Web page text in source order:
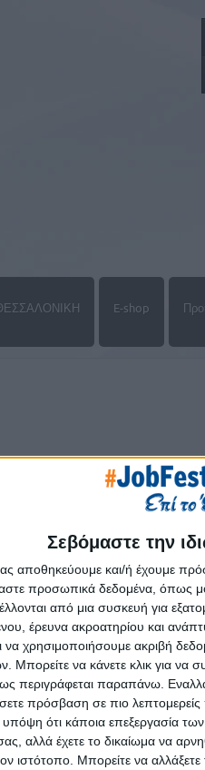
Σεβόμαστε την
μας αποθηκεύουμε και/ή έχουμε
προσωπικά δεδομένα, όπως
από μια συσκευή για
έρευνα ακροατηρίου και
να χρησιμοποιήσουμε ακριβή
να κάνετε κλικ για να
περιγράφεται παραπάνω.
πρόσβαση σε πιο λεπτομερείς
υπόψη ότι κάποια επεξεργασία
αλλά έχετε το δικαίωμα να
ιστότοπο. Μπορείτε να
E-shop
και ειδών
αγορές με την
στις 400 μεγαλύτερες
logistics center, το
ροής, ιδιόκτητο στόλο
πληροφοριακά
σε θέση να εγγυηθεί